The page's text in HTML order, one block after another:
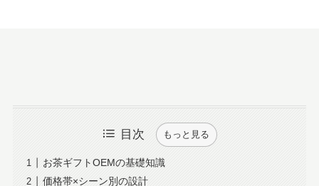
目次 もっと見る
お茶ギフトOEMの基礎知識
価格帯×シーン別の設計